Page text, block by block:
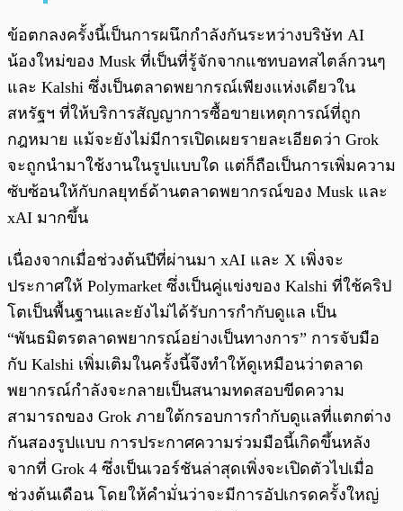
ข้อตกลงครั้งนี้เป็นการผนึกกำลังกันระหว่างบริษัท AI
น้องใหม่ของ Musk ที่เป็นที่รู้จักจากแชทบอทสไตล์กวนๆ
และ Kalshi ซึ่งเป็นตลาดพยากรณ์เพียงแห่งเดียวใน
สหรัฐฯ ที่ให้บริการสัญญาการซื้อขายเหตุการณ์ที่ถูก
กฎหมาย แม้จะยังไม่มีการเปิดเผยรายละเอียดว่า Grok
จะถูกนำมาใช้งานในรูปแบบใด แต่ก็ถือเป็นการเพิ่มความ
ซับซ้อนให้กับกลยุทธ์ด้านตลาดพยากรณ์ของ Musk และ
xAI มากขึ้น
เนื่องจากเมื่อช่วงต้นปีที่ผ่านมา xAI และ X เพิ่งจะ
ประกาศให้ Polymarket ซึ่งเป็นคู่แข่งของ Kalshi ที่ใช้คริป
โตเป็นพื้นฐานและยังไม่ได้รับการกำกับดูแล เป็น
“พันธมิตรตลาดพยากรณ์อย่างเป็นทางการ” การจับมือ
กับ Kalshi เพิ่มเติมในครั้งนี้จึงทำให้ดูเหมือนว่าตลาด
พยากรณ์กำลังจะกลายเป็นสนามทดสอบขีดความ
สามารถของ Grok ภายใต้กรอบการกำกับดูแลที่แตกต่าง
กันสองรูปแบบ การประกาศความร่วมมือนี้เกิดขึ้นหลัง
จากที่ Grok 4 ซึ่งเป็นเวอร์ชันล่าสุดเพิ่งจะเปิดตัวไปเมื่อ
ช่วงต้นเดือน โดยให้คำมั่นว่าจะมีการอัปเกรดครั้งใหญ่